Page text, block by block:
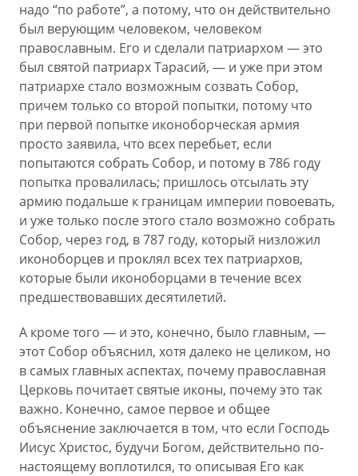
надо “по работе”, а потому, что он действительно
был верующим человеком, человеком
православным. Его и сделали патриархом — это
был святой патриарх Тарасий, — и уже при этом
патриархе стало возможным созвать Собор,
причем только со второй попытки, потому что
при первой попытке иконоборческая армия
просто заявила, что всех перебьет, если
попытаются собрать Собор, и потому в 786 году
попытка провалилась; пришлось отсылать эту
армию подальше к границам империи повоевать,
и уже только после этого стало возможно собрать
Собор, через год, в 787 году, который низложил
иконоборцев и проклял всех тех патриархов,
которые были иконоборцами в течение всех
предшествовавших десятилетий.
А кроме того — и это, конечно, было главным, —
этот Собор объяснил, хотя далеко не целиком, но
в самых главных аспектах, почему православная
Церковь почитает святые иконы, почему это так
важно. Конечно, самое первое и общее
объяснение заключается в том, что если Господь
Иисус Христос, будучи Богом, действительно по-
настоящему воплотился, то описывая Его как